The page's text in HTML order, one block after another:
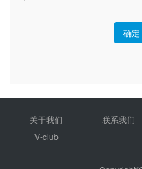
关于我们 联系我们
V-club